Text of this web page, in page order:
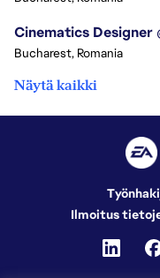
Cinematics Designer
Bucharest, Romania
Näytä kaikki
Ilmoitus